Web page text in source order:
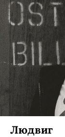
Людвиг